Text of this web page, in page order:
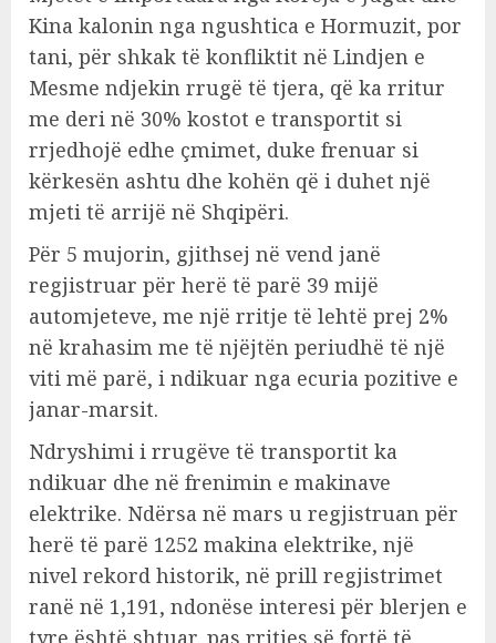
Kina kalonin nga ngushtica e Hormuzit, por
tani, për shkak të konfliktit në Lindjen e
Mesme ndjekin rrugë të tjera, që ka rritur
me deri në 30% kostot e transportit si
rrjedhojë edhe çmimet, duke frenuar si
kërkesën ashtu dhe kohën që i duhet një
mjeti të arrijë në Shqipëri.
Për 5 mujorin, gjithsej në vend janë
regjistruar për herë të parë 39 mijë
automjeteve, me një rritje të lehtë prej 2%
në krahasim me të njëjtën periudhë të një
viti më parë, i ndikuar nga ecuria pozitive e
janar-marsit.
Ndryshimi i rrugëve të transportit ka
ndikuar dhe në frenimin e makinave
elektrike. Ndërsa në mars u regjistruan për
herë të parë 1252 makina elektrike, një
nivel rekord historik, në prill regjistrimet
ranë në 1,191, ndonëse interesi për blerjen e
tyre është shtuar, pas rritjes së fortë të